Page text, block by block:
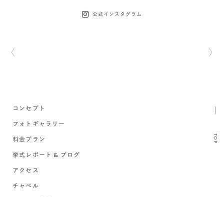
公式インスタグラム
TOP
コンセプト
フォトギャラリー
料金プラン
挙式レポート & ブログ
アクセス
チャペル